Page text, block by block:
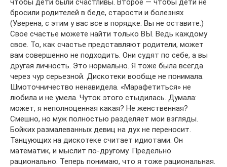
чтобы дети были счастливы. Второе — чтобы дети не
бросили родителей в беде, старости и болезнях
(Уверена, с этим у вас все в порядке. Вы не оставите.)
Свое счастье можете найти только ВЫ. Ведь каждому
свое. То, как счастье представляют родители, может
вам совершенно не подходить. Они судят по себе, а вы
другая личность. Это нормально. Я тоже была всегда
через чур серьезной. Дискотеки вообще не понимала.
Шмоточничество ненавидела. «Марафетиться» не
любила и не умела. Чуток этого стыдилась. Думала:
может, я неполноценная какая? Не женственная?
Смешно, но муж полностью разделяет мои взгляды.
Бойких размалеванных девиц на дух не переносит.
Танцующих на дискотеке считает идиотами. Он
математик, и мыслит по-другому. Предельно
рационально. Теперь понимаю, что я тоже рациональная.